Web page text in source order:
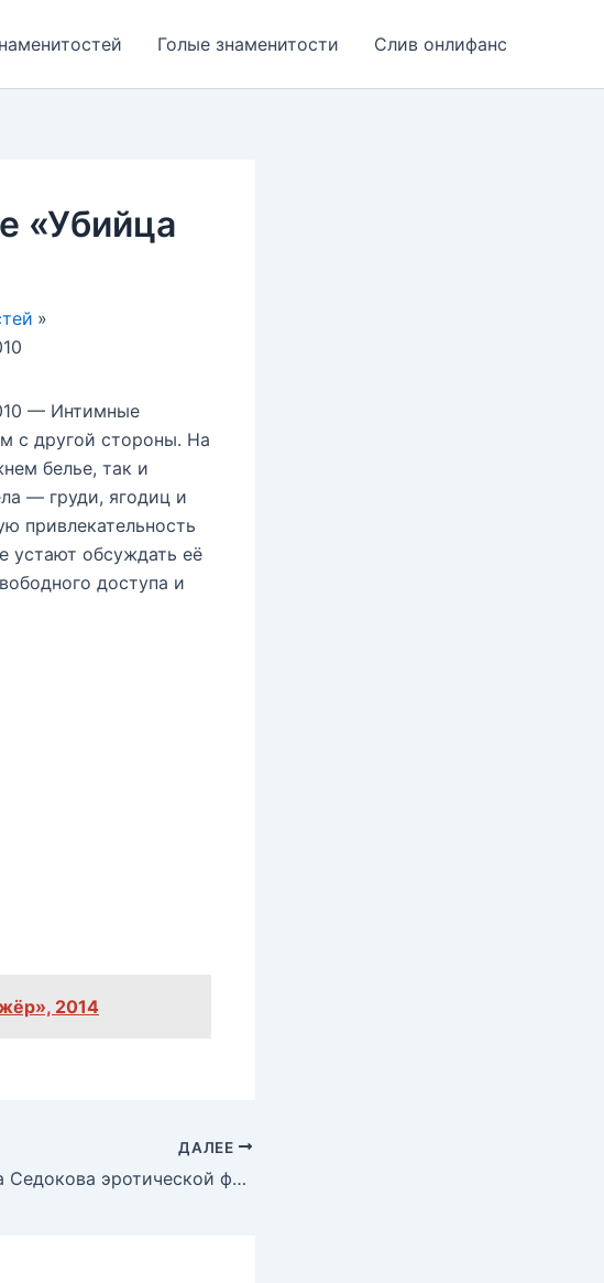
Голые знаменитости Слив онлифанс
«Убийца
— Интимные
с другой стороны. На
белье, так и
— груди, ягодиц и
привлекательность
устают обсуждать её
доступа и
2014
ДАЛЕЕ
Анна Седокова эротической фотосессии для XXL, 2015